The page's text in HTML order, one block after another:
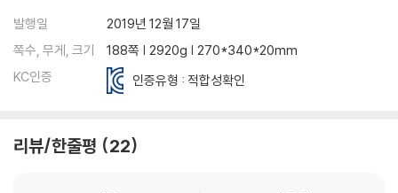
비가시광선
태초의 우주
외계인을 찾아서
표준 촉광
발행일
2019년 12월 17일
쪽수, 무게, 크기
188쪽 | 2920g | 270*340*20mm
KC인증
인증유형 : 적합성확인
리뷰/한줄평 22